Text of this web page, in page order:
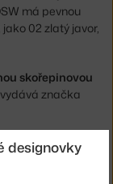
má pevnou
jako 02 zlatý javor,
skořepinovou
značka
designovky